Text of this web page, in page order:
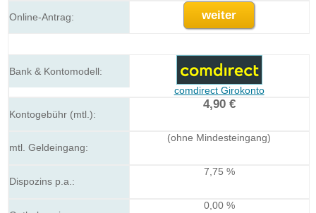
weiter
comdirect Girokonto
4,90 €
(ohne Mindesteingang)
7,75 %
0,00 %